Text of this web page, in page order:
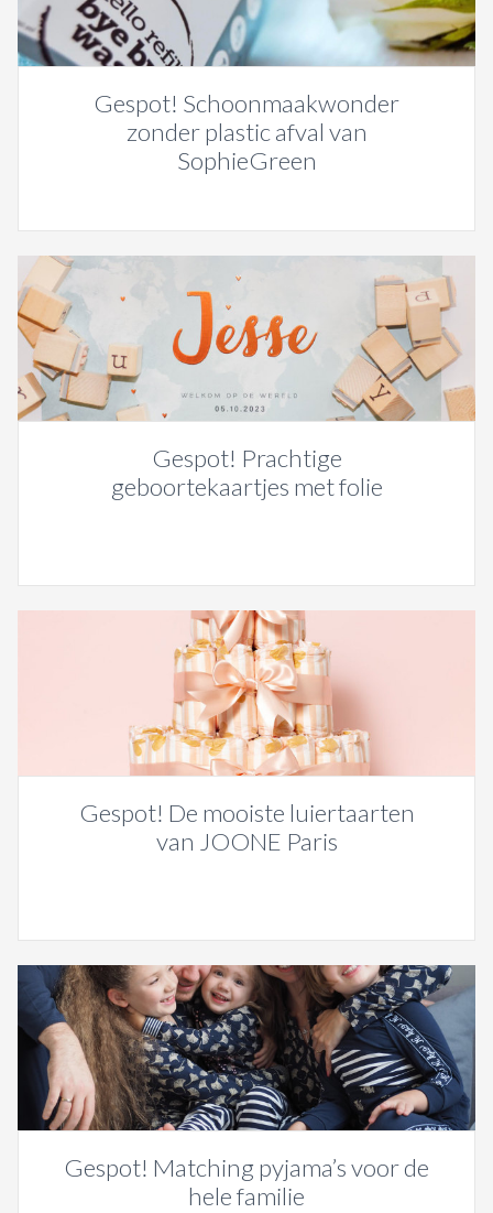
Gespot! Schoonmaakwonder
zonder plastic afval van
SophieGreen
Gespot! Prachtige
geboortekaartjes met folie
Gespot! De mooiste luiertaarten
van JOONE Paris
Gespot! Matching pyjama’s voor de
hele familie